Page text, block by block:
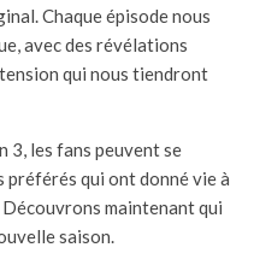
Chaque épisode nous
avec des révélations
qui nous tiendront
3, les fans peuvent se
qui ont donné vie à
maintenant qui
saison.